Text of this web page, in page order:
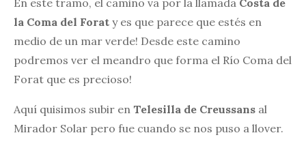
En este tramo, el camino va por la llamada Costa de
la Coma del Forat y es que parece que estés en
medio de un mar verde! Desde este camino
podremos ver el meandro que forma el Río Coma del
Forat que es precioso!
Aquí quisimos subir en Telesilla de Creussans al
Mirador Solar pero fue cuando se nos puso a llover.